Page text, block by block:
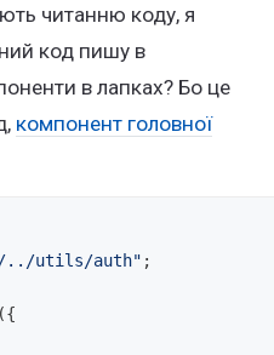
читанню коду, я
код пишу в
в лапках? Бо це
компонент головної
utils/auth" ;
({